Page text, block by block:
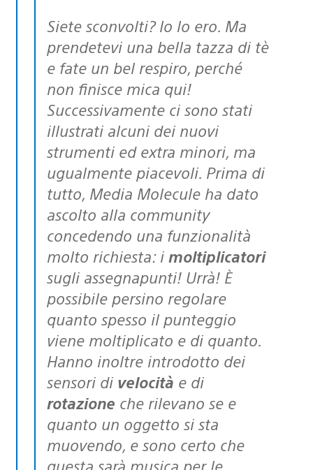
Siete sconvolti? Io lo ero. Ma
prendetevi una bella tazza di tè
e fate un bel respiro, perché
non finisce mica qui!
Successivamente ci sono stati
illustrati alcuni dei nuovi
strumenti ed extra minori, ma
ugualmente piacevoli. Prima di
tutto, Media Molecule ha dato
ascolto alla community
concedendo una funzionalità
molto richiesta: i moltiplicatori
sugli assegnapunti! Urrà! È
possibile persino regolare
quanto spesso il punteggio
viene moltiplicato e di quanto.
Hanno inoltre introdotto dei
sensori di velocità e di
rotazione che rilevano se e
quanto un oggetto si sta
muovendo, e sono certo che
questa sarà musica per le